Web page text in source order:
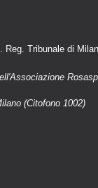
Tribunale di
(Citofono 1002)